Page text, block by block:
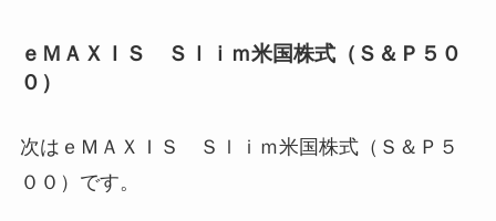
ｅＭＡＸＩＳ Ｓｌｉｍ米国株式（Ｓ＆Ｐ５０
０）
次はｅＭＡＸＩＳ Ｓｌｉｍ米国株式（Ｓ＆Ｐ５
００）です。